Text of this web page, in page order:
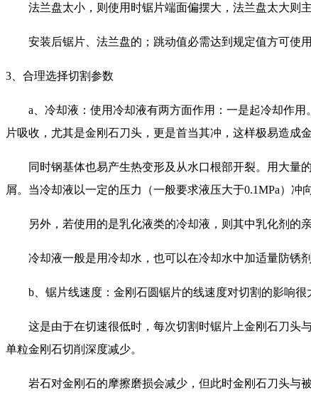
法兰盘太小，则使用时锯片端面偏摆大，法兰盘太大则主
安装后锯片、法兰盘的；跳动值必需达到规定值方可使用
3、合理选择切割参数
a、冷却液：使用冷却液有两方面作用：一是起冷却作用
片吸收，尤其是金刚石刀头，更是首当其冲，这样极易造成
同时钢基体也易产生热变形及从水口根部开裂。用大量的
屑。当冷却液以一定的压力（一般要求液压大于0.1MPa）
另外，若使用的是乳化液类的冷却液，则其中乳化剂的亲
冷却液一般是用冷却水，也可以在冷却水中加适量防锈剂
b、锯片线速度：金刚石圆锯片的线速度对切割的影响很
这是由于在切速很低时，每次切割时锯片上金刚石刀头与
单粒金刚石切削深度减少。
岩石对金刚石的摩擦磨损会减少，但此时金刚石刀头与被